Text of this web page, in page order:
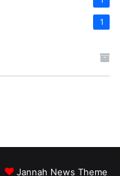
1
Jannah News Theme